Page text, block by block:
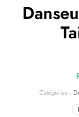
Catégories :